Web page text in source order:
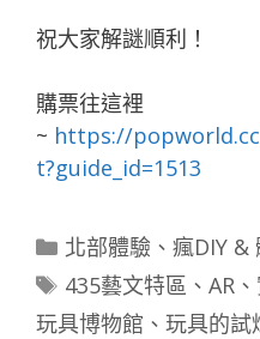
祝大家解謎順利！
購票往這裡
~ https://
t?guide_id=1513
分
類
北部體驗 、 瘋DIY &
標
籤
435藝文特區 、 AR 、
玩具博物館 、 玩具的試